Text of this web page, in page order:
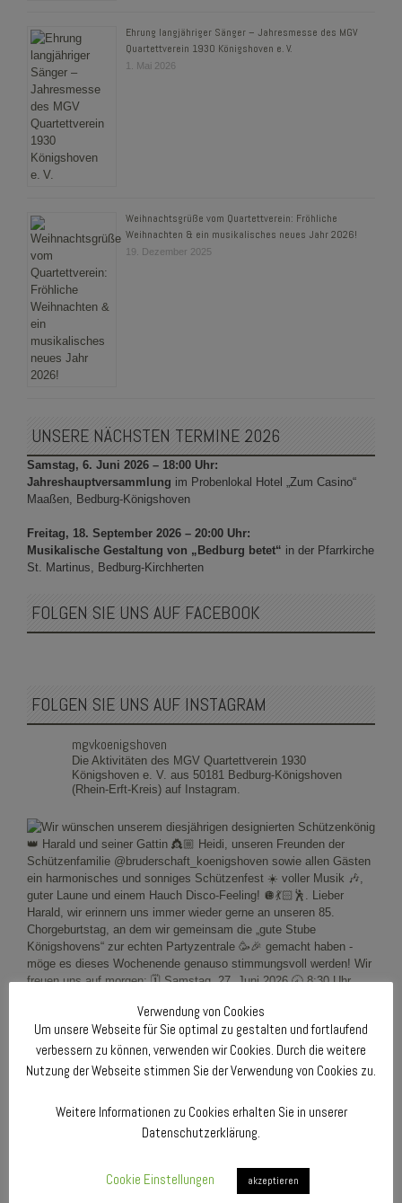
Ehrung langjähriger Sänger – Jahresmesse des MGV
Quartettverein 1930 Königshoven e. V.
1. Mai 2026
Weihnachtsgrüße vom Quartettverein: Fröhliche
Weihnachten & ein musikalisches neues Jahr 2026!
19. Dezember 2025
UNSERE NÄCHSTEN TERMINE 2026
Samstag, 6. Juni 2026 – 18:00 Uhr:
Jahreshauptversammlung im Probenlokal Hotel „Zum Casino“
Maaßen, Bedburg-Königshoven
Freitag, 18. September 2026 – 20:00 Uhr:
Musikalische Gestaltung von „Bedburg betet“ in der Pfarrkirche
St. Martinus, Bedburg-Kirchherten
FOLGEN SIE UNS AUF FACEBOOK
FOLGEN SIE UNS AUF INSTAGRAM
mgvkoenigshoven
Die Aktivitäten des MGV Quartettverein 1930
Königshoven e. V. aus 50181 Bedburg-Königshoven
(Rhein-Erft-Kreis) auf Instagram.
Verwendung von Cookies
Um unsere Webseite für Sie optimal zu gestalten und fortlaufend
verbessern zu können, verwenden wir Cookies. Durch die weitere
Nutzung der Webseite stimmen Sie der Verwendung von Cookies zu.
Weitere Informationen zu Cookies erhalten Sie in unserer
Datenschutzerklärung.
Cookie Einstellungen akzeptieren